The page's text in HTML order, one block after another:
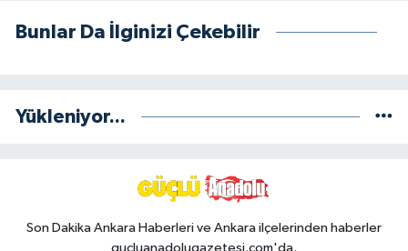
Bunlar Da İlginizi Çekebilir
Yükleniyor...
Son Dakika Ankara Haberleri ve Ankara ilçelerinden haberler
gucluanadolugazetesi.com'da.